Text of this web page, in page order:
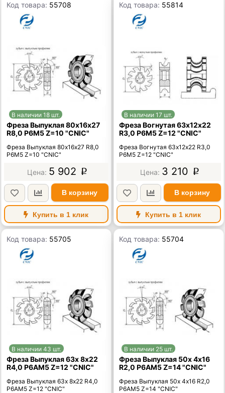
Код товара: 55708
В наличии 18 шт.
Фреза Выпуклая 80х16х27
R8,0 Р6М5 Z=10 "CNIC"
Фреза Выпуклая 80х16х27 R8,0
Р6М5 Z=10 "CNIC"
5 902 p
В корзину
Купить в 1 клик
Код товара: 55814
В наличии 17 шт.
Фреза Вогнутая 63х12х22
R3,0 Р6М5 Z=12 "CNIC"
Фреза Вогнутая 63х12х22 R3,0
Р6М5 Z=12 "CNIC"
3 210 p
В корзину
Купить в 1 клик
Код товара: 55705
В наличии 43 шт.
Фреза Выпуклая 63х 8х22
R4,0 Р6АМ5 Z=12 "CNIC"
Фреза Выпуклая 63х 8х22 R4,0
Р6АМ5 Z=12 "CNIC"
Код товара: 55704
В наличии 25 шт.
Фреза Выпуклая 50х 4х16
R2,0 Р6АМ5 Z=14 "CNIC"
Фреза Выпуклая 50х 4х16 R2,0
Р6АМ5 Z=14 "CNIC"